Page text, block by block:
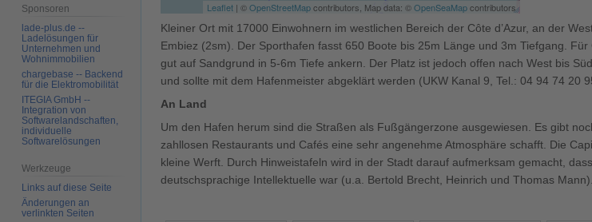
Leaflet | ©OpenStreetMapcontributors, Map data: ©OpenSeaMapcontributors
Kleiner Ort mit 17000 Einwohnern im westlichen Bereich der Côte d’Azur, an der
Embiez (2sm). Der Sporthafen fasst 650 Boote bis 25m Länge und 3m Tiefgang.
gut auf Sandgrund in 5-6m Tiefe ankern. Der Platz ist jedoch offen nach West bis
und sollte mit dem Hafenmeister abgeklärt werden (UKW Kanal 9, Tel.: 04 94 74 20
An Land
Um den Hafen herum sind die Straßen als Fußgängerzone ausgewiesen. Es gibt
zahllosen Restaurants und Cafés eine sehr angenehme Atmosphäre schafft. Die
kleine Werft. Durch Hinweistafeln wird in der Stadt darauf aufmerksam gemacht,
deutschsprachige Intellektuelle war (u.a. Bertold Brecht, Heinrich und Thomas Mann).
Sponsoren
lade-plus.de --
Ladelösungen für
Unternehmen und
Wohnimmobilien
chargebase -- Backend
für die Elektromobilität
ITEGIA GmbH --
Integration von
Softwarelandschaften,
individuelle
Softwarelösungen
Werkzeuge
Links auf diese Seite
Änderungen an
verlinkten Seiten